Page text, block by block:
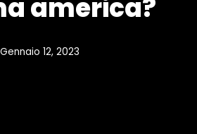
america?
Gennaio 12, 2023